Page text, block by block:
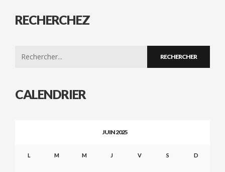
RECHERCHEZ
CALENDRIER
JUIN 2025
L M M J V S D